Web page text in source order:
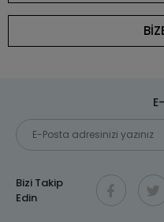
Bizi Takip
Edin